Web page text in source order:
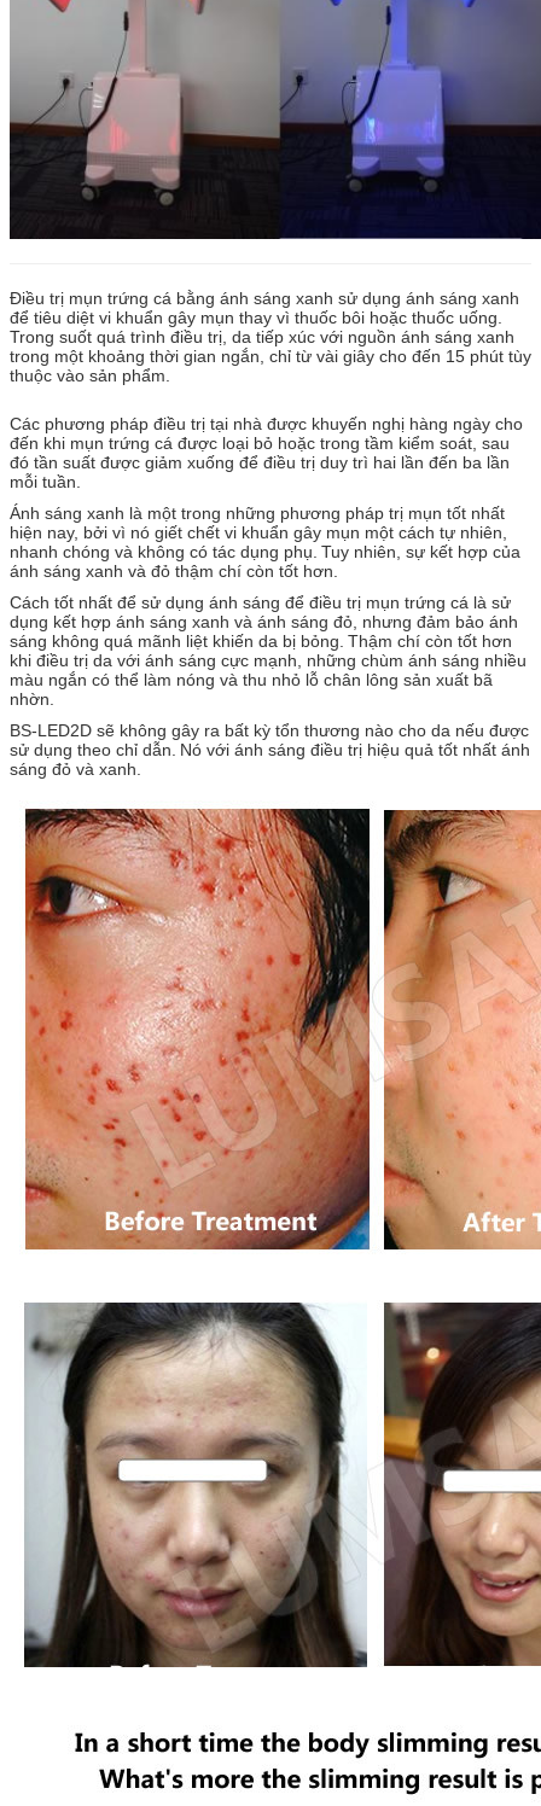
Điều trị mụn trứng cá bằng ánh sáng xanh sử dụng ánh sáng xanh
để tiêu diệt vi khuẩn gây mụn thay vì thuốc bôi hoặc thuốc uống.
Trong suốt quá trình điều trị, da tiếp xúc với nguồn ánh sáng xanh
trong một khoảng thời gian ngắn, chỉ từ vài giây cho đến 15 phút tùy
thuộc vào sản phẩm.
Các phương pháp điều trị tại nhà được khuyến nghị hàng ngày cho
đến khi mụn trứng cá được loại bỏ hoặc trong tầm kiểm soát, sau
đó tần suất được giảm xuống để điều trị duy trì hai lần đến ba lần
mỗi tuần.
Ánh sáng xanh là một trong những phương pháp trị mụn tốt nhất
hiện nay, bởi vì nó giết chết vi khuẩn gây mụn một cách tự nhiên,
nhanh chóng và không có tác dụng phụ. Tuy nhiên, sự kết hợp của
ánh sáng xanh và đỏ thậm chí còn tốt hơn.
Cách tốt nhất để sử dụng ánh sáng để điều trị mụn trứng cá là sử
dụng kết hợp ánh sáng xanh và ánh sáng đỏ, nhưng đảm bảo ánh
sáng không quá mãnh liệt khiến da bị bỏng. Thậm chí còn tốt hơn
khi điều trị da với ánh sáng cực mạnh, những chùm ánh sáng nhiều
màu ngắn có thể làm nóng và thu nhỏ lỗ chân lông sản xuất bã
nhờn.
BS-LED2D sẽ không gây ra bất kỳ tổn thương nào cho da nếu được
sử dụng theo chỉ dẫn. Nó với ánh sáng điều trị hiệu quả tốt nhất ánh
sáng đỏ và xanh.